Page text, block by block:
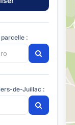
:
de-Juillac :